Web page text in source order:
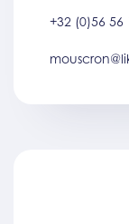
+32 (0)56 56